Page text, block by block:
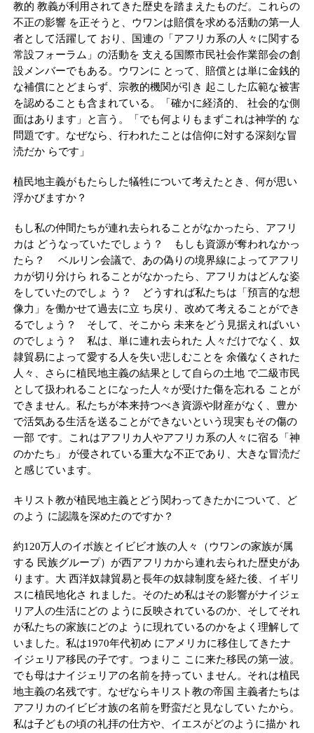
教的 教義が利用されてきた歴史を踏まえたものだ。これらの
不正の影響 を正そうと、ウワンは賠償を求める活動の第一人
者として活躍して おり、国連の「アフリカ系の人々に関する
常設フォーラム」の活動を 支える国際市民社会作業部会の創
設メンバーでもある。ウワンに とって、賠償とは単に金銭的
な補償にとどまらず、宗教的機関が引き 起こした広範な被害
を認めることも含まれている。「確かに経済的、 社会的な側
面はあります」と言う。「でも何よりもまずこれは神学的 な
問題です。なぜなら、行われたことは信仰に対する深刻な冒
涜だか らです」
植民地主義がもたらした犠牲について考えたとき、何が思い
浮かびますか？
もし私の仲間たちが連れ去られることがなかったら、アフリ
カは どうなっていたでしょう？ もしも資源が奪われなかっ
たら？ ベルリン会議で、あの偽りの境界線によってアフリ
カが切り分けら れることがなかったら、アフリカはどんな姿
をしていたのでしょ う？ どうすれば私たちは「預言的な想
像力」を働かせて過去に立 ち戻り、改めて考えることができ
るでしょう？ そして、そこから 未来をどう見据えればいい
のでしょう？ 私は、単に連れ去られた 人々だけでなく、奴
隷貿易によって愛する人を失い悲しむことを 余儀なくされた
人々、さらに植民地主義の結果として自らの土地 で二級市民
として扱われることになった人々が受けた傷を忘れる ことが
できません。私たちが本来持つべき資源や財産がなく、豊か
で活気ある生活を送ることができないという現実もその傷の
一部 です。これはアフリカ人やアフリカ系の人々に宿る「神
のかたち」 が侵されている重大な不正であり、大きな冒涜だ
と感じています。
キリスト教が植民地主義とどう関わってきたかについて、ど
のよう に認識を深めたのですか？
約120万人のイボ族とイビビオ族の人々（ウワンの家族が属
する 民族グループ）が西アフリカから連れ去られた歴史があ
ります。大 西洋奴隷貿易と長年の奴隷制度を経た後、イギリ
スに植民地化さ れました。そのため私はその影響がナイジェ
リア人の生活にどの ように反映されているのか、そしてそれ
が私たちの家族にどのよ うに現れているのかをよく理解して
いました。私は1970年代初め にアメリカに移住してきたナ
イジェリア移民の子です。つまりこ こに来た移民の第一波。
でも母はナイジェリアの名前を持ってい ません。それは植民
地主義の名残です。なぜならキリスト教の帝国 主義者たちは
アフリカのイビビオ族の名前を野蛮だと見なしてい たから。
私は子どもの頃の礼拝の仕方や、イエスがどのように描か れ